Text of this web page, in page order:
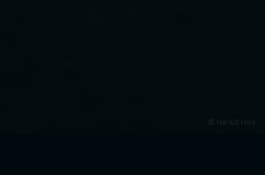
Harald Hois